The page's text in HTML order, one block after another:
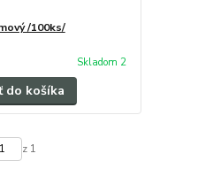
/100ks/
Skladom 2
do košíka
z 1